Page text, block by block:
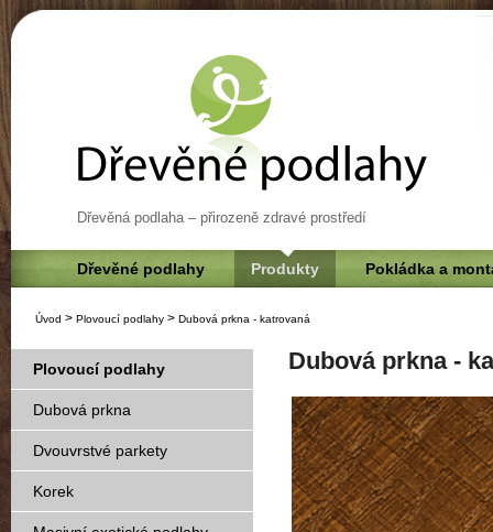
Dřevěná podlaha – přirozeně zdravé prostředí
Dřevěné podlahy Produkty Pokládka a
Úvod > Plovoucí podlahy > Dubová prkna - katrovaná
Plovoucí podlahy
Dubová prkna
Dvouvrstvé parkety
Korek
Dubová prkna -